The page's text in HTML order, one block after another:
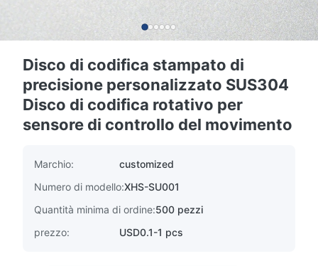
Disco di codifica stampato di
precisione personalizzato SUS304
Disco di codifica rotativo per
sensore di controllo del movimento
Marchio:
customized
Numero di modello:XHS-SU001
Quantità minima di ordine:500 pezzi
prezzo:
USD0.1-1 pcs